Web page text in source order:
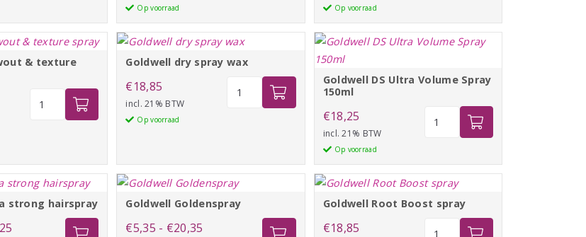
aantal
aantal
Op voorraad
aantal
Op voorraad
& texture
spray
aantal
Goldwell dry spray wax
€18,85
incl. 21% BTW
Op voorraad
Goldwell DS Ultra Volume Spray
150ml
€18,25
incl. 21% BTW
Op voorraad
Volume
Spray
150ml
strong hairspray
Prijsklasse:
Goldwell Goldenspray
€5,35 - €20,35
Goldwell Root Boost spray
€18,85